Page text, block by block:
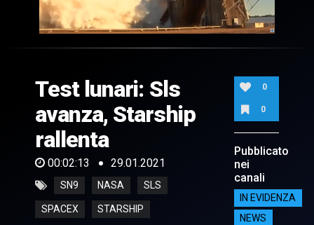
of
13
seconds
Test lunari: Sls
avanza, Starship
rallenta
00:02:13 29.01.2021
SN9 NASA SLS
SPACEX STARSHIP
0
0
Pubblicato
nei
canali
IN EVIDENZA
NEWS